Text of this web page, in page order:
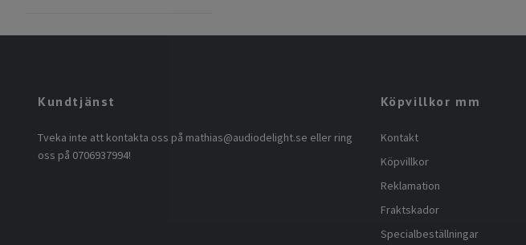
Kundtjänst
Tveka inte att kontakta oss på mathias@audiodelight.se eller ring
oss på 0706937994!
Köpvillkor mm
Kontakt
Köpvillkor
Reklamation
Fraktskador
Specialbeställningar